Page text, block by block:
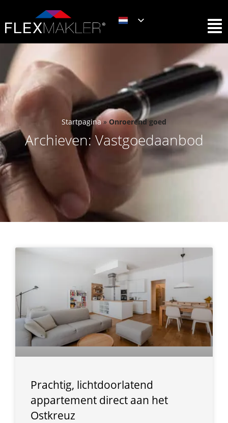
Startpagina»Onroerend goed
Archieven: Vastgoedaanbod
Prachtig, lichtdoorlatend
appartement direct aan het
Ostkreuz